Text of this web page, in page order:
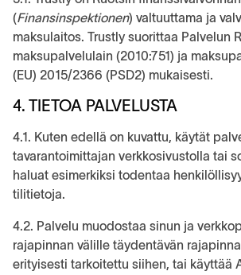
(Finansinspektionen) valtuuttama ja
maksulaitos. Trustly suorittaa Palvelun
maksupalvelulain (2010:751) ja
(EU) 2015/2366 (PSD2) mukaisesti.
4. TIETOA PALVELUSTA
4.1. Kuten edellä on kuvattu, käytät
tavarantoimittajan verkkosivustolla tai
haluat esimerkiksi todentaa
tilitietoja.
4.2. Palvelu muodostaa sinun ja
rajapinnan välille täydentävän
erityisesti tarkoitettu siihen, tai käyttää